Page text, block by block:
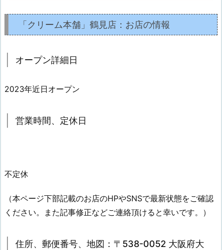
「クリーム本舗」鶴見店：お店の情報
オープン詳細日
2023年近日オープン
営業時間、定休日
不定休
（本ページ下部記載のお店のHPやSNSで最新状態をご確認
ください。また記事修正などご連絡頂けると幸いです。）
住所、郵便番号、地図：〒538-0052 大阪府大